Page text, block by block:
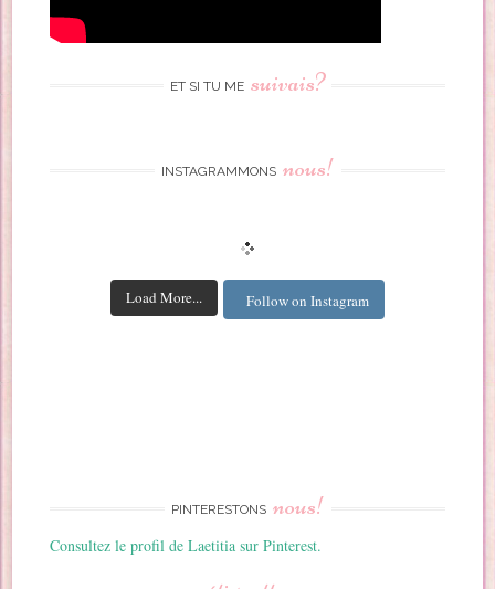
ET SI TU ME suivais?
INSTAGRAMMONS nous!
Load More... Follow on Instagram
PINTERESTONS nous!
Consultez le profil de Laetitia sur Pinterest.